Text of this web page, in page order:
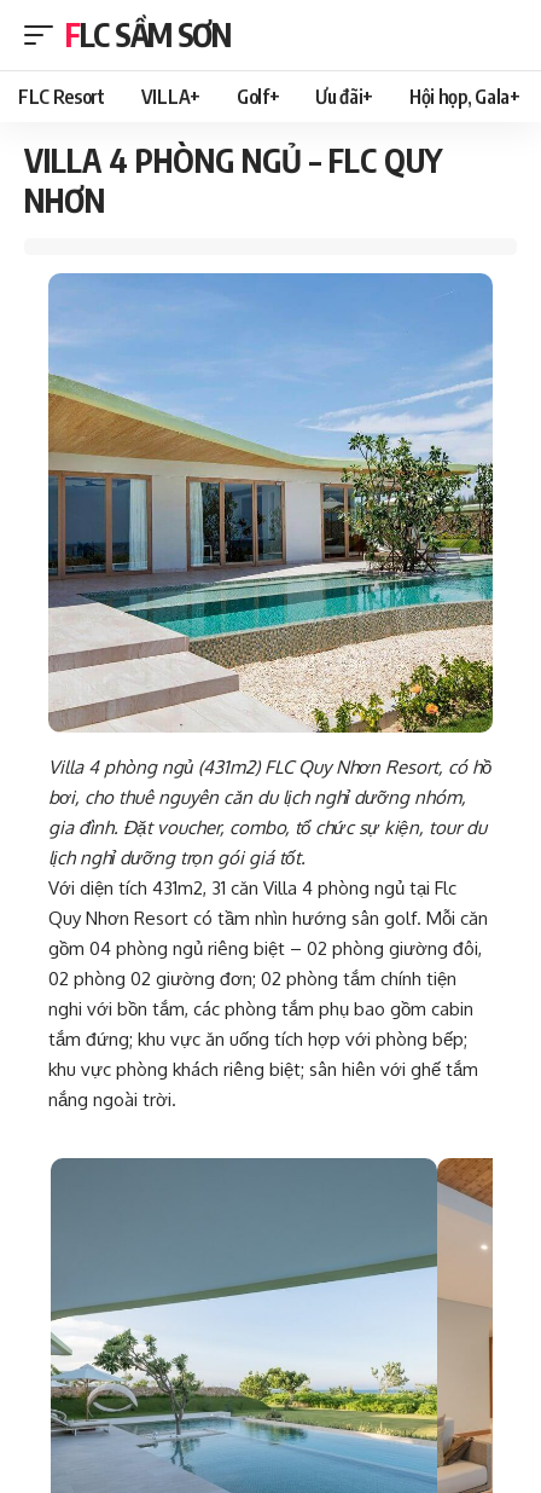
FLC SẦM SƠN
FLC Resort VILLA+ Golf+ Ưu đãi+ Hội họp, Gala+
VILLA 4 PHÒNG NGỦ – FLC QUY
NHƠN
Villa 4 phòng ngủ (431m2) FLC Quy Nhơn Resort, có hồ
bơi, cho thuê nguyên căn du lịch nghỉ dưỡng nhóm,
gia đình. Đặt voucher, combo, tổ chức sự kiện, tour du
lịch nghỉ dưỡng trọn gói giá tốt.
Với diện tích 431m2, 31 căn Villa 4 phòng ngủ tại Flc
Quy Nhơn Resort có tầm nhìn hướng sân golf. Mỗi căn
gồm 04 phòng ngủ riêng biệt – 02 phòng giường đôi,
02 phòng 02 giường đơn; 02 phòng tắm chính tiện
nghi với bồn tắm, các phòng tắm phụ bao gồm cabin
tắm đứng; khu vực ăn uống tích hợp với phòng bếp;
khu vực phòng khách riêng biệt; sân hiên với ghế tắm
nắng ngoài trời.